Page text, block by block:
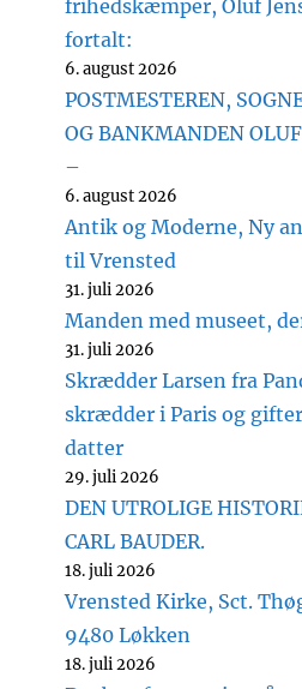
frihedskæmper, Oluf
fortalt:
6. august 2026
POSTMESTEREN,
OG BANKMANDEN
–
6. august 2026
Antik og Moderne, Ny
til Vrensted
31. juli 2026
Manden med museet,
31. juli 2026
Skrædder Larsen fra
skrædder i Paris og
datter
29. juli 2026
DEN UTROLIGE
CARL BAUDER.
18. juli 2026
Vrensted Kirke, Sct.
9480 Løkken
18. juli 2026